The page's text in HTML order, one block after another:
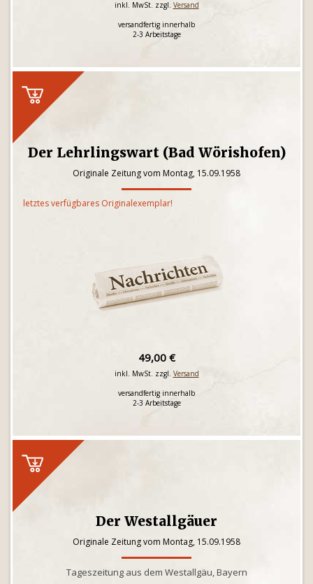
inkl. MwSt. zzgl. Versand
versandfertig innerhalb
2-3 Arbeitstage
Der Lehrlingswart (Bad Wörishofen)
Originale Zeitung vom Montag, 15.09.1958
letztes verfügbares Originalexemplar!
49,00 €
inkl. MwSt. zzgl. Versand
versandfertig innerhalb
2-3 Arbeitstage
Der Westallgäuer
Originale Zeitung vom Montag, 15.09.1958
Tageszeitung aus dem Westallgäu, Bayern